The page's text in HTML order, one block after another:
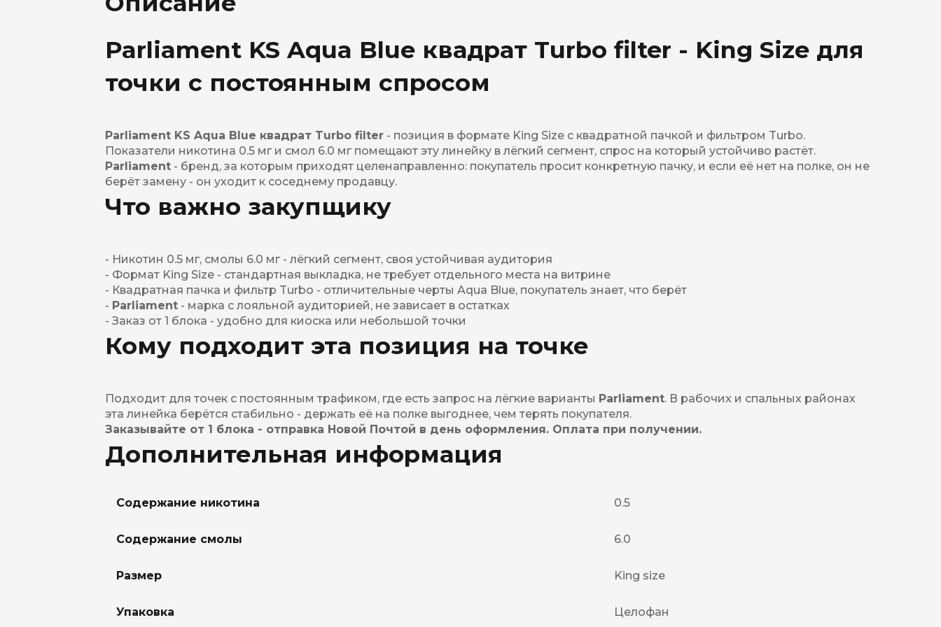
Parliament KS Aqua Blue квадрат Turbo filter - King Size для
точки с постоянным спросом
Parliament KS Aqua Blue квадрат Turbo filter - позиция в формате King Size с квадратной пачкой и фильтром Turbo.
Показатели никотина 0.5 мг и смол 6.0 мг помещают эту линейку в лёгкий сегмент, спрос на который устойчиво растёт.
Parliament - бренд, за которым приходят целенаправленно: покупатель просит конкретную пачку, и если её нет на полке, он не
берёт замену - он уходит к соседнему продавцу.
Что важно закупщику
- Никотин 0.5 мг, смолы 6.0 мг - лёгкий сегмент, своя устойчивая аудитория
- Формат King Size - стандартная выкладка, не требует отдельного места на витрине
- Квадратная пачка и фильтр Turbo - отличительные черты Aqua Blue, покупатель знает, что берёт
- Parliament - марка с лояльной аудиторией, не зависает в остатках
- Заказ от 1 блока - удобно для киоска или небольшой точки
Кому подходит эта позиция на точке
Подходит для точек с постоянным трафиком, где есть запрос на лёгкие варианты Parliament. В рабочих и спальных районах
эта линейка берётся стабильно - держать её на полке выгоднее, чем терять покупателя.
Заказывайте от 1 блока - отправка Новой Почтой в день оформления. Оплата при получении.
Дополнительная информация
Содержание никотина 0.5
Содержание смолы 6.0
Размер King size
Упаковка Целофан